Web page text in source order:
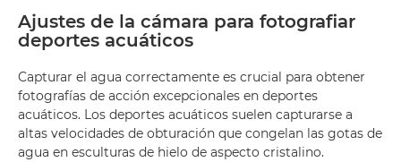
Ajustes de la cámara para fotografiar
deportes acuáticos
Capturar el agua correctamente es crucial para obtener
fotografías de acción excepcionales en deportes
acuáticos. Los deportes acuáticos suelen capturarse a
altas velocidades de obturación que congelan las gotas de
agua en esculturas de hielo de aspecto cristalino.